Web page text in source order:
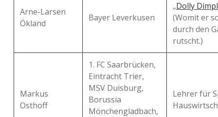
Arne-Larsen
Ökland
Bayer Leverkusen
„Dolly
(Womit er
durch den
rutscht.)
Markus
Osthoff
1. FC Saarbrücken,
Eintracht Trier,
MSV Duisburg,
Borussia
Mönchengladbach,
Lehrer für